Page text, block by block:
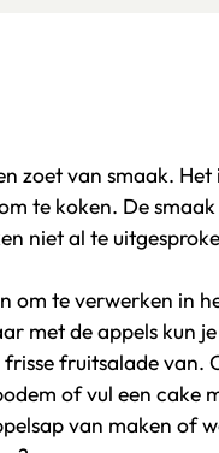
zoet van smaak. Het
te koken. De
niet al te
om te verwerken in
met de appels kun
fruitsalade van.
of vul een cake
van maken of